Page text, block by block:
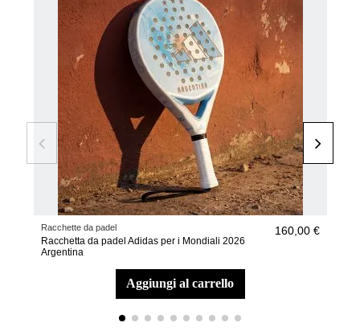
Racchette da padel
Racchetta da padel Adidas per i Mondiali 2026
Argentina
160,00 €
aggiungi al carrello